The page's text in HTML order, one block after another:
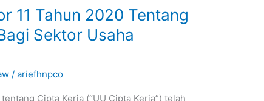
11 Tahun 2020 Tentang
Sektor Usaha
/ariefhnpco
Cipta Kerja (“UU Cipta Kerja”) telah